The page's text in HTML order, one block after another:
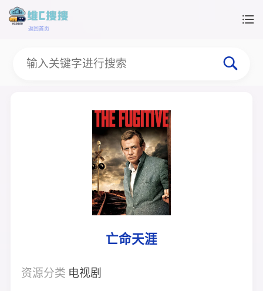
返回首页
亡命天涯
资源分类 电视剧